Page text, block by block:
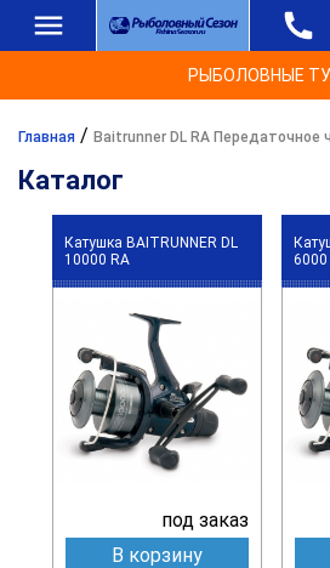
РЫБОЛОВНЫЕ
Главная / Baitrunner DL RA Передаточное
Каталог
Катушка BAITRUNNER DL
10000 RA
под заказ
В корзину
6000